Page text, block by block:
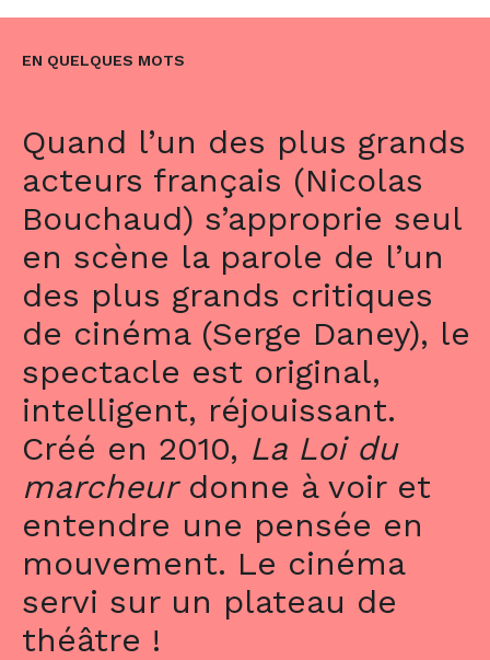
EN QUELQUES MOTS
Quand l’un des plus grands
acteurs français (Nicolas
Bouchaud) s’approprie seul
en scène la parole de l’un
des plus grands critiques
de cinéma (Serge Daney), le
spectacle est original,
intelligent, réjouissant.
Créé en 2010, La Loi du
marcheurdonne à voir et
entendre une pensée en
mouvement. Le cinéma
servi sur un plateau de
théâtre !